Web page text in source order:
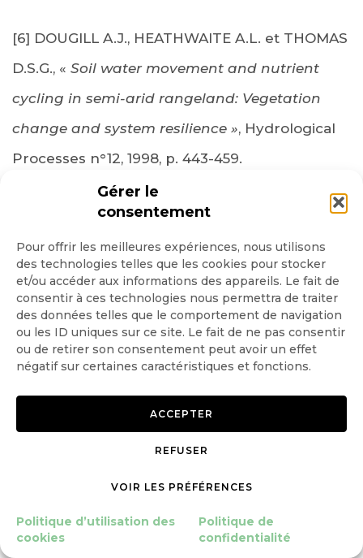
Gérer le
consentement
Pour offrir les meilleures expériences, nous utilisons
des technologies telles que les cookies pour stocker
et/ou accéder aux informations des appareils. Le fait de
consentir à ces technologies nous permettra de traiter
des données telles que le comportement de navigation
ou les ID uniques sur ce site. Le fait de ne pas consentir
ou de retirer son consentement peut avoir un effet
négatif sur certaines caractéristiques et fonctions.
ACCEPTER
REFUSER
VOIR LES PRÉFÉRENCES
Politique d’utilisation des
cookies
Politique de
confidentialité
[6] DOUGILL A.J., HEATHWAITE A.L. et THOMAS
D.S.G., « Soil water movement and nutrient
cycling in semi-arid rangeland: Vegetation
change and system resilience », Hydrological
Processes n°12, 1998, p. 443-459.
[7] Services de statistiques agricoles
d’Oklahoma, Département de l’Agriculture
d’Oklahoma.
[8] THOMAS D.S.G, « The environmental impact
of groundwater exploitation in African
internationale de Dubaï (2002) sur les
ressources en eaux, Balkema, Rotterdam, 2003.
Desalination, with a grain of salt, Oakland,